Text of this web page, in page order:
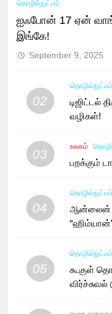
தொழில்நுட்பம்
ஐஃபோன் 17 ஏன்
இங்கே!
September 9, 2025
02
தொழில்நுட்பம்
டிஜிட்டல்
வழிகள்!
03
உலகம்
பறக்கும்
04
தொழில்நுட்பம்
ஆன்லைன்
05
தொழில்நுட்பம்
கூகுள்
விர்ச்சுவல்